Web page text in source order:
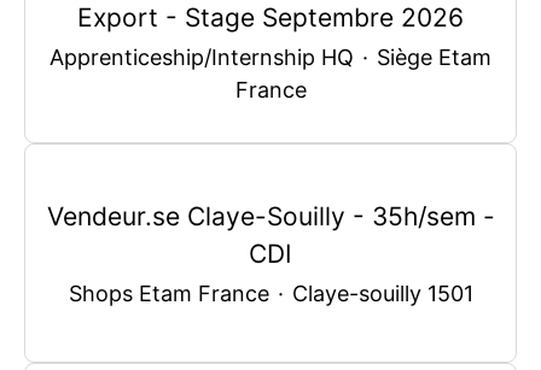
Export - Stage Septembre 2026
Apprenticeship/Internship HQ · Siège Etam
France
Vendeur.se Claye-Souilly - 35h/sem -
CDI
Shops Etam France · Claye-souilly 1501